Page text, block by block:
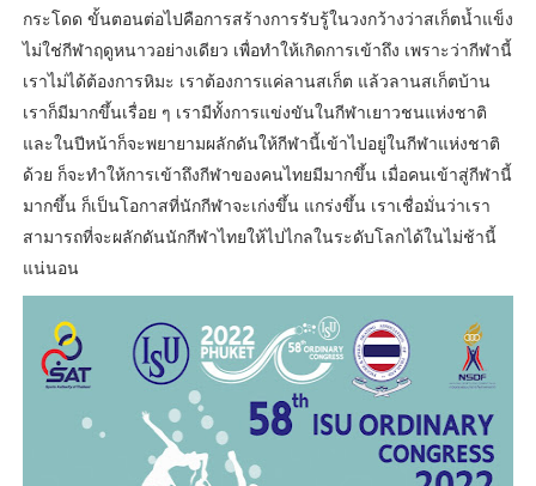
กระโดด ขั้นตอนต่อไปคือการสร้างการรับรู้ในวงกว้างว่าสเก็ตน้ำแข็ง
ไม่ใช่กีฬาฤดูหนาวอย่างเดียว เพื่อทำให้เกิดการเข้าถึง เพราะว่ากีฬานี้
เราไม่ได้ต้องการหิมะ เราต้องการแค่ลานสเก็ต แล้วลานสเก็ตบ้าน
เราก็มีมากขึ้นเรื่อย ๆ เรามีทั้งการแข่งขันในกีฬาเยาวชนแห่งชาติ
และในปีหน้าก็จะพยายามผลักดันให้กีฬานี้เข้าไปอยู่ในกีฬาแห่งชาติ
ด้วย ก็จะทำให้การเข้าถึงกีฬาของคนไทยมีมากขึ้น เมื่อคนเข้าสู่กีฬานี้
มากขึ้น ก็เป็นโอกาสที่นักกีฬาจะเก่งขึ้น แกร่งขึ้น เราเชื่อมั่นว่าเรา
สามารถที่จะผลักดันนักกีฬาไทยให้ไปไกลในระดับโลกได้ในไม่ช้านี้
แน่นอน